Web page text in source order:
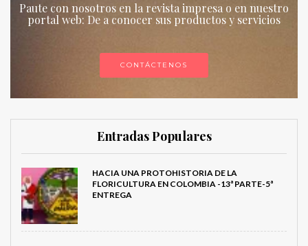
Paute con nosotros en la revista impresa o en nuestro
portal web: De a conocer sus productos y servicios
CONTÁCTENOS
Entradas Populares
HACIA UNA PROTOHISTORIA DE LA
FLORICULTURA EN COLOMBIA -13ª PARTE-5ª
ENTREGA